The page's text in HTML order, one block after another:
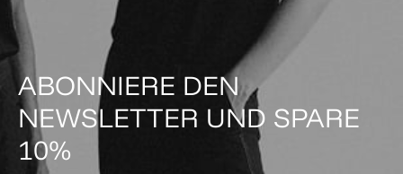
ABONNIERE DEN
NEWSLETTER UND SPARE
10%